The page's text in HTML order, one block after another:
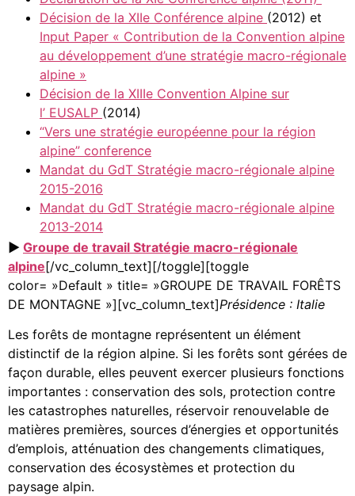
Décision de la XIIe Conférence alpine (2012) et
Input Paper « Contribution de la Convention alpine
au développement d’une stratégie macro-régionale
alpine »
Décision de la XIIIe Convention Alpine sur
l’ EUSALP (2014)
“Vers une stratégie européenne pour la région
alpine” conference
Mandat du GdT Stratégie macro-régionale alpine
2015-2016
Mandat du GdT Stratégie macro-régionale alpine
2013-2014
► Groupe de travail Stratégie macro-régionale
alpine[/vc_column_text][/toggle][toggle
color= »Default » title= »GROUPE DE TRAVAIL FORÊTS
DE MONTAGNE »][vc_column_text]Présidence : Italie
Les forêts de montagne représentent un élément
distinctif de la région alpine. Si les forêts sont gérées de
façon durable, elles peuvent exercer plusieurs fonctions
importantes : conservation des sols, protection contre
les catastrophes naturelles, réservoir renouvelable de
matières premières, sources d’énergies et opportunités
d’emplois, atténuation des changements climatiques,
conservation des écosystèmes et protection du
paysage alpin.